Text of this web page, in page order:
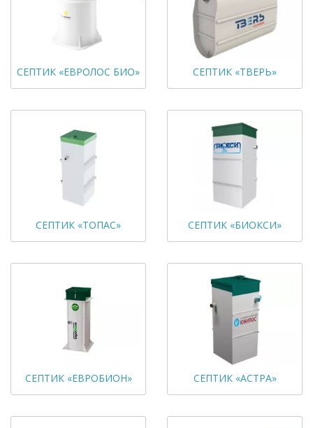
СЕПТИК «ЕВРОЛОС БИО» СЕПТИК «ТВЕРЬ»
СЕПТИК «ТОПАС» СЕПТИК «БИОКСИ»
СЕПТИК «ЕВРОБИОН» СЕПТИК «АСТРА»